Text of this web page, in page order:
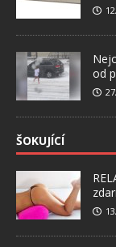
od
ŠOKUJÍCÍ